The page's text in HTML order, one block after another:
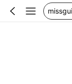
jorts